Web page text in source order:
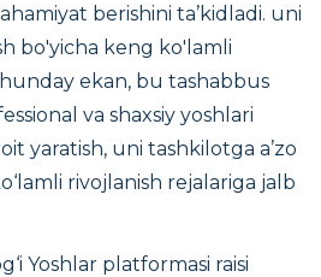
berishini ta’kidladi. uni
bo'yicha keng ko'lamli
ekan, bu tashabbus
va shaxsiy yoshlari
yaratish, uni tashkilotga a’zo
rivojlanish rejalariga jalb
Yoshlar platformasi raisi